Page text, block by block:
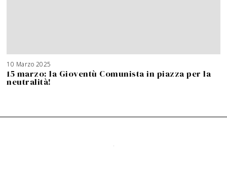
10 Marzo 2025
15 marzo: la Gioventù Comunista in piazza per la
neutralità!